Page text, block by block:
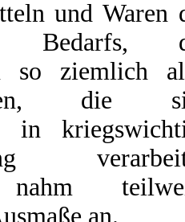
und Waren
Bedarfs,
so ziemlich
die
in
an.